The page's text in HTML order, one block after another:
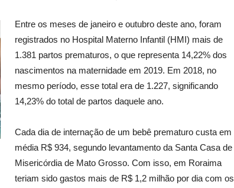
Entre os meses de janeiro e outubro deste ano, foram
registrados no Hospital Materno Infantil (HMI) mais de
1.381 partos prematuros, o que representa 14,22% dos
nascimentos na maternidade em 2019. Em 2018, no
mesmo período, esse total era de 1.227, significando
14,23% do total de partos daquele ano.
Cada dia de internação de um bebê prematuro custa em
média R$ 934, segundo levantamento da Santa Casa de
Misericórdia de Mato Grosso. Com isso, em Roraima
teriam sido gastos mais de R$ 1,2 milhão por dia com os